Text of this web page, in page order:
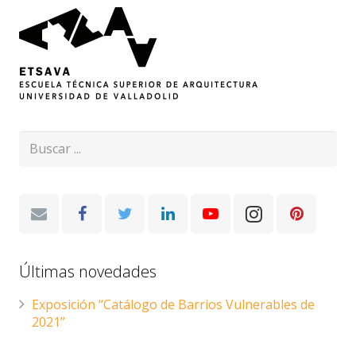
Últimas novedades
Exposición “Catálogo de Barrios Vulnerables de
2021”